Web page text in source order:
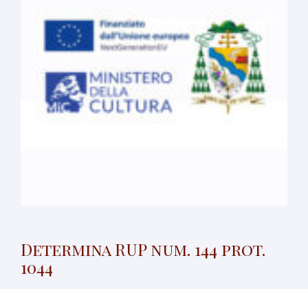
Determina RUP num. 144 prot.
1044